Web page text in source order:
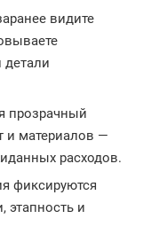
видите
детали
прозрачный
и материалов —
расходов.
фиксируются
этапность и